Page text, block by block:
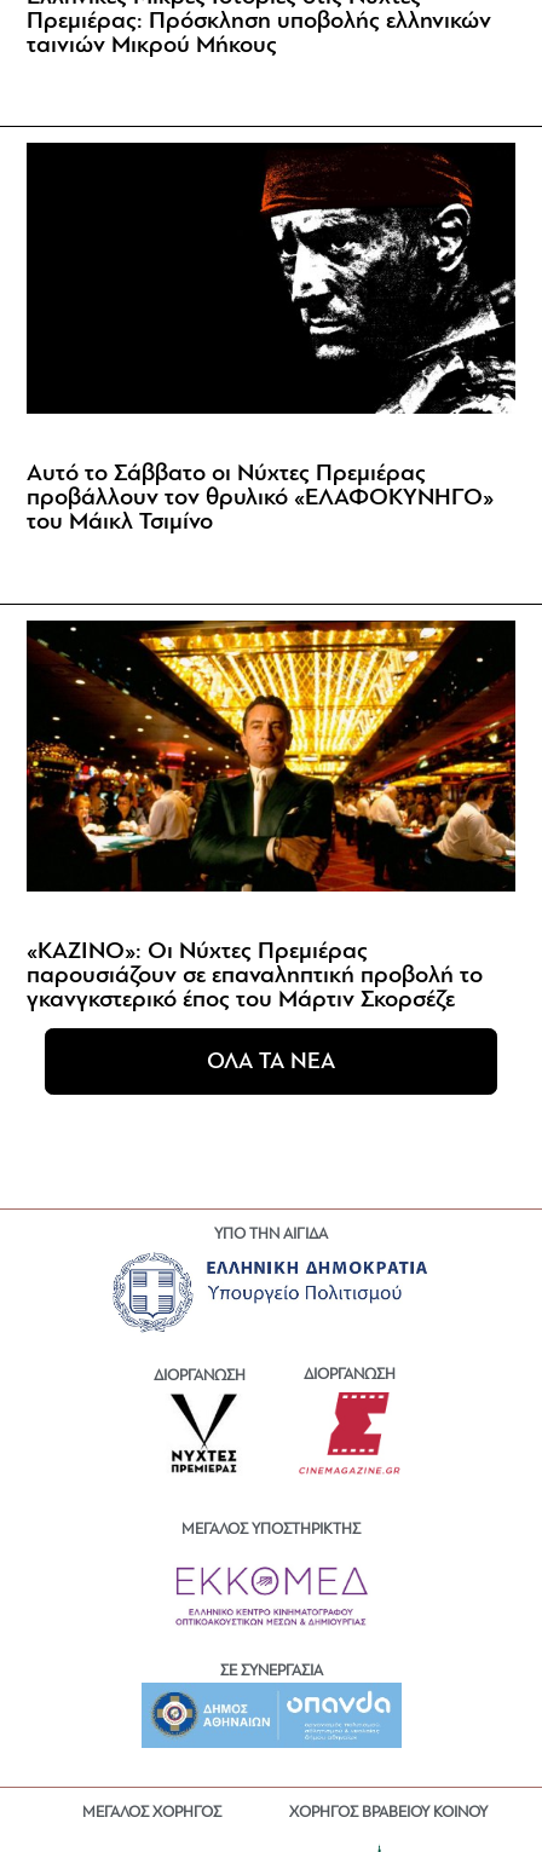
Πρεμιέρας: Πρόσκληση υποβολής ελληνικών
ταινιών Μικρού Μήκους
Αυτό το Σάββατο οι Νύχτες Πρεμιέρας
προβάλλουν τον θρυλικό «ΕΛΑΦΟΚΥΝΗΓΟ»
του Μάικλ Τσιμίνο
«ΚΑΖΙΝΟ»: Οι Νύχτες Πρεμιέρας
παρουσιάζουν σε επαναληπτική προβολή το
γκανγκστερικό έπος του Μάρτιν Σκορσέζε
ΟΛΑ ΤΑ ΝΕΑ
ΥΠΟ ΤΗΝ ΑΙΓΙΔΑ
ΔΙΟΡΓΑΝΩΣΗ ΔΙΟΡΓΑΝΩΣΗ
ΜΕΓΑΛΟΣ ΥΠΟΣΤΗΡΙΚΤΗΣ
ΣΕ ΣΥΝΕΡΓΑΣΙΑ
ΜΕΓΑΛΟΣ ΧΟΡΗΓΟΣ ΧΟΡΗΓΟΣ ΒΡΑΒΕΙΟΥ ΚΟΙΝΟΥ